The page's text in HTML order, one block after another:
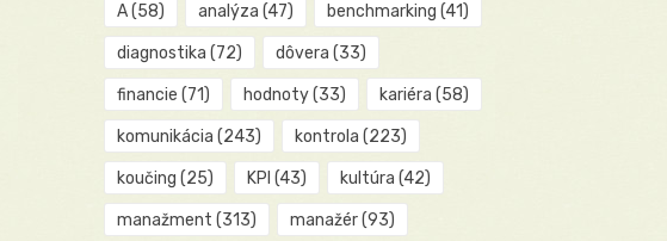
A(58) analýza (47) benchmarking (41)
diagnostika (72) dôvera (33)
financie (71) hodnoty(33) kariéra (58)
komunikácia (243) kontrola (223)
koučing (25) KPI (43) kultúra (42)
manažment (313) manažér(93)